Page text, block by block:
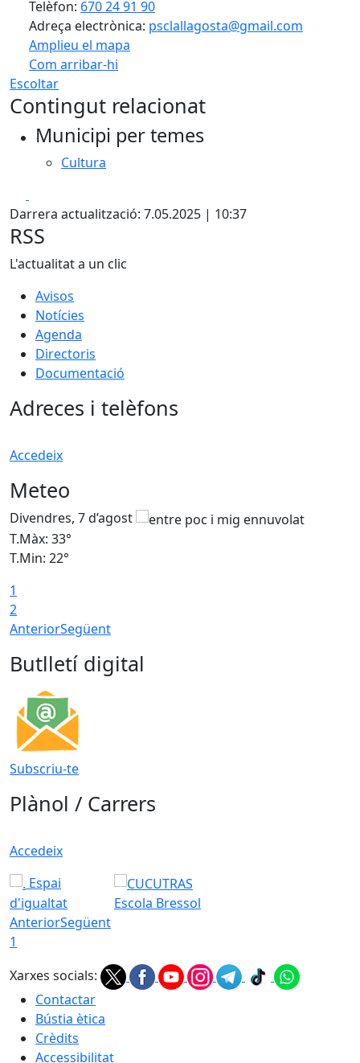
Telèfon: 670 24 91 90
Adreça electrònica: psclallagosta@gmail.com
Amplieu el mapa
Com arribar-hi
+
−
Escoltar
Contingut relacionat
Municipi per temes
Cultura
Darrera actualització: 7.05.2025 | 10:37
RSS
L'actualitat a un clic
Avisos
Notícies
Agenda
Directoris
Documentació
Adreces i telèfons
Accedeix
Meteo
Divendres, 7 d’agost
T.Màx: 33°
T.Min: 22°
1
2
AnteriorSegüent
Butlletí digital
Subscriu-te
Plànol / Carrers
Accedeix
Espai
d'igualtat
Escola Bressol
AnteriorSegüent
1
Xarxes socials:
Contactar
Bústia ètica
Crèdits
Accessibilitat